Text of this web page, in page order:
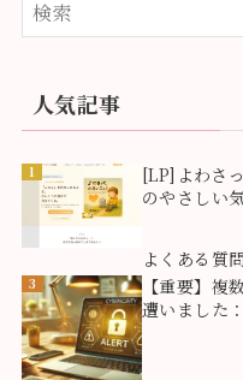
人気記事
1
[LP]よわさ
のやさしい
よくある質
3
【重要】複
遭いました
報告